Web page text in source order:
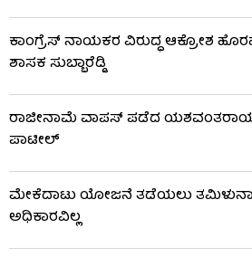
ಕಾಂಗ್ರೆಸ್ ನಾಯಕರ ವಿರುದ್ಧ ಆಕ್ರೋಶ
ಶಾಸಕ ಸುಬ್ಬಾರೆಡ್ಡಿ
ರಾಜೀನಾಮೆ ವಾಪಸ್ ಪಡೆದ
ಪಾಟೀಲ್
ಮೇಕೆದಾಟು ಯೋಜನೆ ತಡೆಯಲು
ಅಧಿಕಾರವಿಲ್ಲ